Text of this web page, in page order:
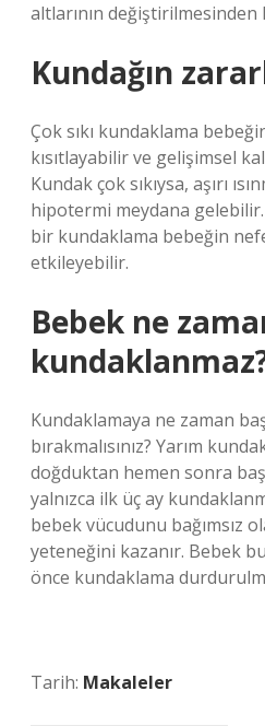
altlarının değiştirilmesinden
Kundağın
Çok sıkı kundaklama
kısıtlayabilir ve gelişimsel
Kundak çok sıkıysa, aşırı
hipotermi meydana gelebilir.
bir kundaklama bebeğin
etkileyebilir.
Bebek ne
Kundaklamaya ne zaman
bırakmalısınız? Yarım
doğduktan hemen sonra
yalnızca ilk üç ay
bebek vücudunu bağımsız
yeteneğini kazanır. Bebek
önce kundaklama
Tarih: Makaleler